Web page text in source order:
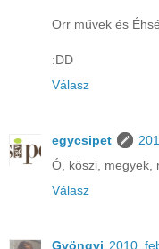
Orr művek és
:DD
Válasz
egycsipet
Ó, köszi, megyek,
Válasz
Gyöngyi 2010.